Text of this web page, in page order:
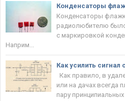
Конденсаторы
Конденсаторы
радиолюбителю
с маркировкой
Наприм...
Как усилить
Как правило, в
или на дачах всегда
пару